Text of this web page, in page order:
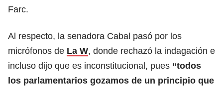
Farc.
Al respecto, la senadora Cabal pasó por los
micrófonos de La W, donde rechazó la indagación e
incluso dijo que es inconstitucional, pues “todos
los parlamentarios gozamos de un principio que